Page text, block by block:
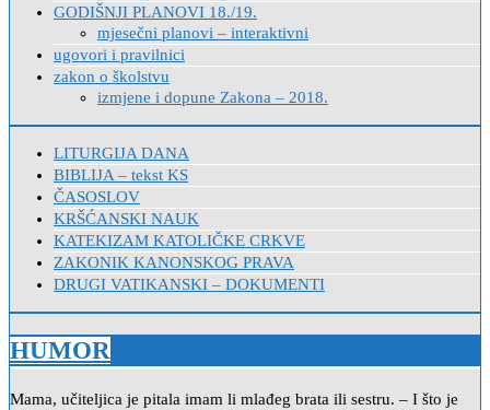
GODIŠNJI PLANOVI 18./19.
mjesečni planovi – interaktivni
ugovori i pravilnici
zakon o školstvu
izmjene i dopune Zakona – 2018.
LITURGIJA DANA
BIBLIJA – tekst KS
ČASOSLOV
KRŠĆANSKI NAUK
KATEKIZAM KATOLIČKE CRKVE
ZAKONIK KANONSKOG PRAVA
DRUGI VATIKANSKI – DOKUMENTI
HUMOR
Mama, učiteljica je pitala imam li mlađeg brata ili sestru. – I što je